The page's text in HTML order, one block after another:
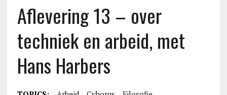
Aflevering 13 – over
techniek en arbeid, met
Hans Harbers